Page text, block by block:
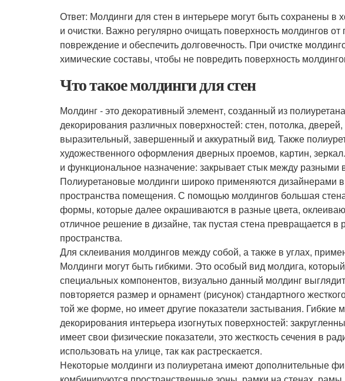
Ответ: Молдинги для стен в интерьере могут быть сохранены
и очистки. Важно регулярно очищать поверхность молдингов
повреждение и обеспечить долговечность. При очистке
химические составы, чтобы не повредить поверхность
Что такое молдинги для стен
Молдинг - это декоративный элемент, созданный из
декорирования различных поверхностей: стен, потолка,
выразительный, завершенный и аккуратный вид. Также
художественного оформления дверных проемов, картин,
и функциональное назначение: закрывает стык между разными
Полиуретановые молдинги широко применяются дизайнерами
пространства помещения. С помощью молдингов большая
формы, которые далее окрашиваются в разные цвета,
отличное решение в дизайне, так пустая стена превращается
пространства.
Для склеивания молдингов между собой, а также в углах,
Молдинги могут быть гибкими. Это особый вид молдига,
специальных компонентов, визуально данный молдинг
повторяется размер и орнамент (рисунок) стандартного
той же форме, но имеет другие показатели застывания. Гибкие
декорирования интерьера изогнутых поверхностей:
имеет свои физические показатели, это жесткость сечения в
использовать на улице, так как растрескается.
Некоторые молдинги из полиуретана имеют дополнительные